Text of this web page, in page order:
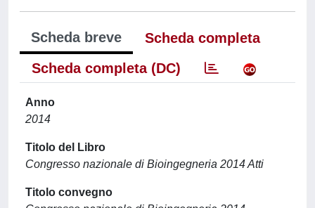
Scheda breve
Scheda completa
Scheda completa (DC)
Anno
2014
Titolo del Libro
Congresso nazionale di Bioingegneria 2014 Atti
Titolo convegno